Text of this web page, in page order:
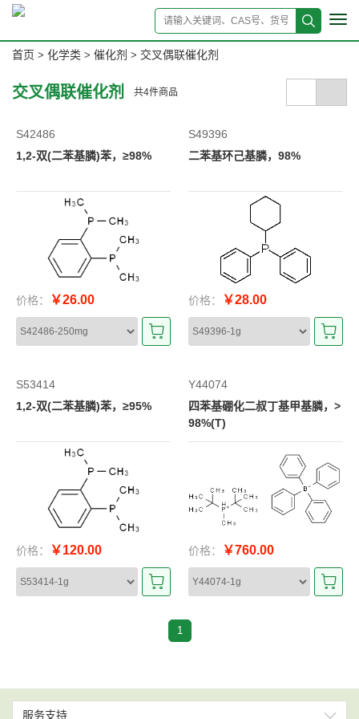
首页 > 化学类 > 催化剂 > 交叉偶联催化剂
交叉偶联催化剂 共4件商品
S42486
1,2-双(二苯基膦)苯，≥98%
价格： ￥26.00
S49396
二苯基环己基膦，98%
价格： ￥28.00
S53414
1,2-双(二苯基膦)苯，≥95%
价格： ￥120.00
Y44074
四苯基硼化二叔丁基甲基膦，>
98%(T)
价格： ￥760.00
1
服务支持